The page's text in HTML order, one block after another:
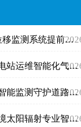
统提前预警灾害风险
智能化气象监测设备
护道路通行安全畅通
射专业智能监测设备